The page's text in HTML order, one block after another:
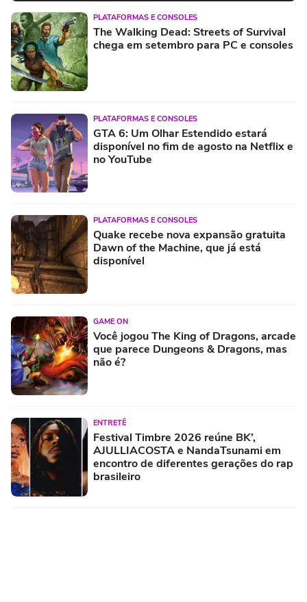
PLATAFORMAS E CONSOLES
The Walking Dead: Streets of Survival
chega em setembro para PC e consoles
PLATAFORMAS E CONSOLES
GTA 6: Um Olhar Estendido estará
disponível no fim de agosto na Netflix e
no YouTube
PLATAFORMAS E CONSOLES
Quake recebe nova expansão gratuita
Dawn of the Machine, que já está
disponível
GAME ON
Você jogou The King of Dragons, arcade
que parece Dungeons & Dragons, mas
não é?
ENTRETÊ
Festival Timbre 2026 reúne BK’,
AJULLIACOSTA e NandaTsunami em
encontro de diferentes gerações do rap
brasileiro